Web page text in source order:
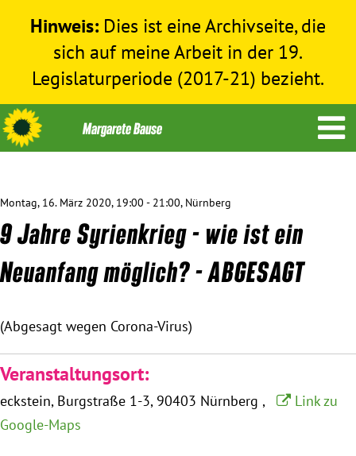
Hinweis: Dies ist eine Archivseite, die
sich auf meine Arbeit in der 19.
Legislaturperiode (2017-21) bezieht.
Themen
Menschenrechte
Bundestag 2017-2021
Obfrau im Ausschuss für Menschenrechte und
humanitäre Hilfe
Montag, 16. März 2020, 19:00 - 21:00, Nürnberg
9 Jahre Syrienkrieg - wie ist ein
Neuanfang möglich? - ABGESAGT
(Abgesagt wegen Corona-Virus)
Veranstaltungsort:
eckstein Burgstraße 1-3 90403 Nürnberg
Link zu
Google-Maps